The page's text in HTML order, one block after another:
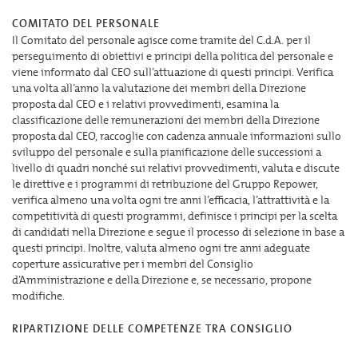
COMITATO DEL PERSONALE
Il Comitato del personale agisce come tramite del C.d.A. per il
perseguimento di obiettivi e principi della politica del personale e
viene informato dal CEO sull’attuazione di questi principi. Verifica
una volta all’anno la valutazione dei membri della Direzione
proposta dal CEO e i relativi provvedimenti, esamina la
classificazione delle remunerazioni dei membri della Direzione
proposta dal CEO, raccoglie con cadenza annuale informazioni sullo
sviluppo del personale e sulla pianificazione delle successioni a
livello di quadri nonché sui relativi provvedimenti, valuta e discute
le direttive e i programmi di retribuzione del Gruppo Repower,
verifica almeno una volta ogni tre anni l’efficacia, l’attrattività e la
competitività di questi programmi, definisce i principi per la scelta
di candidati nella Direzione e segue il processo di selezione in base a
questi principi. Inoltre, valuta almeno ogni tre anni adeguate
coperture assicurative per i membri del Consiglio
d’Amministrazione e della Direzione e, se necessario, propone
modifiche.
RIPARTIZIONE DELLE COMPETENZE TRA CONSIGLIO